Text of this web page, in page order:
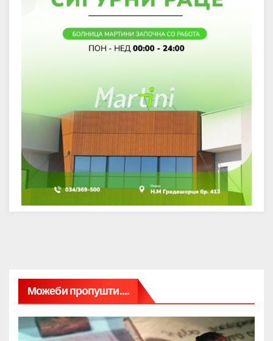
Можеби пропушти....